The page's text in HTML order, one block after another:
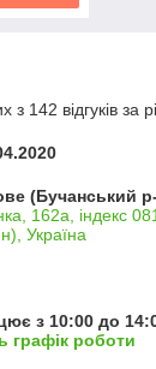
з 142 відгуків за
(Бучанський
162а, індекс
Україна
з 10:00 до
графік роботи